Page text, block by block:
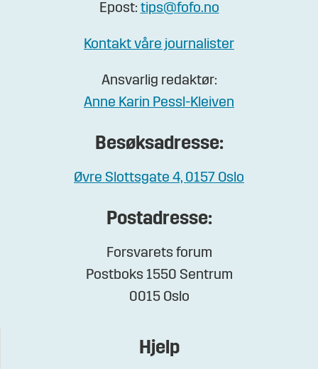
Epost: tips@fofo.no
Kontakt våre journalister
Ansvarlig redaktør:
Anne Karin Pessl-Kleiven
Besøksadresse:
Øvre Slottsgate 4, 0157 Oslo
Postadresse:
Forsvarets forum
Postboks 1550 Sentrum
0015 Oslo
Hjelp